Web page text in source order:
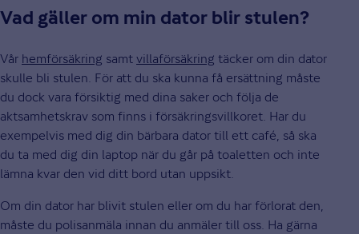
Vad gäller om min dator blir stulen?
Vår hemförsäkring samt villaförsäkring täcker om din dator
skulle bli stulen. För att du ska kunna få ersättning måste
du dock vara försiktig med dina saker och följa de
aktsamhetskrav som finns i försäkringsvillkoret. Har du
exempelvis med dig din bärbara dator till ett café, så ska
du ta med dig din laptop när du går på toaletten och inte
lämna kvar den vid ditt bord utan uppsikt.
Om din dator har blivit stulen eller om du har förlorat den,
måste du polisanmäla innan du anmäler till oss. Ha gärna